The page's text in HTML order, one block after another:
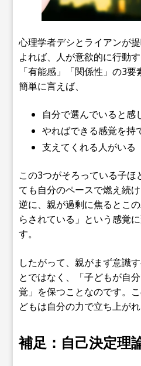
心理学者デシとライアンが
よれば、人が意欲的に行動
「有能感」「関係性」の3要
簡単に言えば、
自分で選んでいると感
やればできる感覚を持
支えてくれる人がいる
この3つがそろっている子ほ
ても自分のペースで燃え続け
逆に、親が過剰に焦るとこ
らされている」という感覚
す。
したがって、親がまず意識
とではなく、「子どもが自
覚」を保つことなのです。
どもは自分の力で立ち上がれ
補足：自己決定理